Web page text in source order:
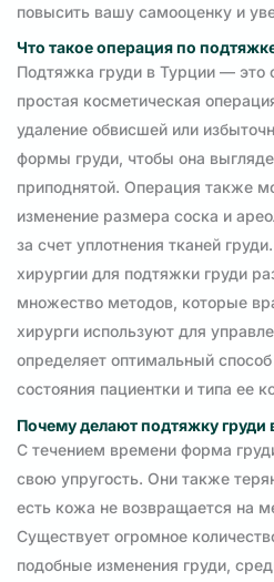
повысить вашу самооценку и
Что такое операция по
Подтяжка груди в Турции — это
простая косметическая
удаление обвисшей или
формы груди, чтобы она
приподнятой. Операция также
изменение размера соска и
за счет уплотнения тканей
хирургии для подтяжки груди
множество методов, которые
хирурги используют для
определяет оптимальный
состояния пациентки и типа ее
Почему делают подтяжку груди
С течением времени форма
свою упругость. Они также
есть кожа не возвращается на
Существует огромное
подобные изменения груди,